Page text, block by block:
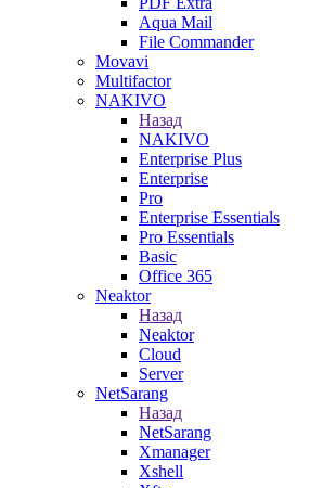
Aqua Mail
File Commander
Movavi
Multifactor
NAKIVO
Назад
NAKIVO
Enterprise Plus
Enterprise
Pro
Enterprise Essentials
Pro Essentials
Basic
Office 365
Neaktor
Назад
Neaktor
Cloud
Server
NetSarang
Назад
NetSarang
Xmanager
Xshell